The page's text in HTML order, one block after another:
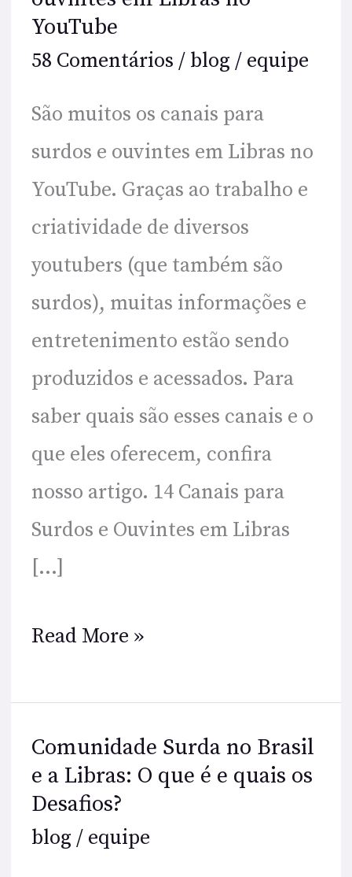
YouTube
58 Comentários / blog / equipe
São muitos os canais para
surdos e ouvintes em Libras no
YouTube. Graças ao trabalho e
criatividade de diversos
youtubers (que também são
surdos), muitas informações e
entretenimento estão sendo
produzidos e acessados. Para
saber quais são esses canais e o
que eles oferecem, confira
nosso artigo. 14 Canais para
Surdos e Ouvintes em Libras
[…]
Read More »
Comunidade Surda no Brasil
e a Libras: O que é e quais os
Desafios?
blog / equipe
Comunidade
Surda
no